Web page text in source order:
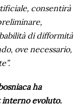
consentirà
di difformità
ove necessario,
ha
interno evoluto.